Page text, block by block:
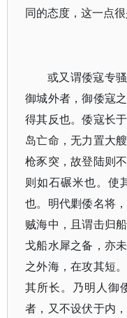
同的态度，这一点
或又谓倭寇专
御城外者，御倭寇
得其反也。倭寇长
岛亡命，无力置大
枪豕突，故登陆则
则如石碾米也。使
也。明代剿倭名将
贼海中，且谓击归
戈船水犀之备，亦
之外海，在攻其短
其所长。乃明人御
者，又不设伏于内